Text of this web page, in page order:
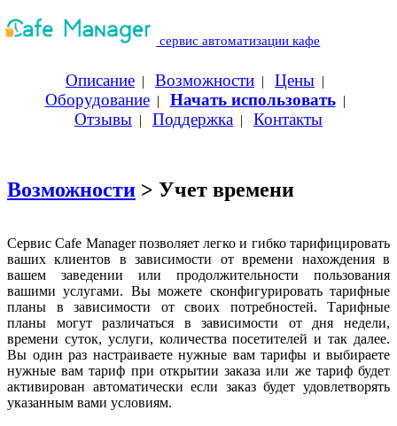
сервис автоматизации кафе
Описание | Возможности | Цены |
Оборудование| Начать использовать|
Отзывы | Поддержка | Контакты
Возможности > Учет времени
Сервис Cafe Manager позволяет легко и гибко тарифицировать
ваших клиентов в зависимости от времени нахождения в
вашем заведении или продолжительности пользования
вашими услугами. Вы можете сконфигурировать тарифные
планы в зависимости от своих потребностей. Тарифные
планы могут различаться в зависимости от дня недели,
времени суток, услуги, количества посетителей и так далее.
Вы один раз настраиваете нужные вам тарифы и выбираете
нужные вам тариф при открытии заказа или же тариф будет
активирован автоматически если заказ будет удовлетворять
указанным вами условиям.